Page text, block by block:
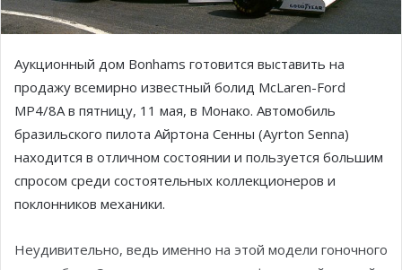
Аукционный дом Bonhams готовится выставить на
продажу всемирно известный болид McLaren-Ford
MP4/8A в пятницу, 11 мая, в Монако. Автомобиль
бразильского пилота Айртона Сенны (Ayrton Senna)
находится в отличном состоянии и пользуется большим
спросом среди состоятельных коллекционеров и
поклонников механики.
Неудивительно, ведь именно на этой модели гоночного